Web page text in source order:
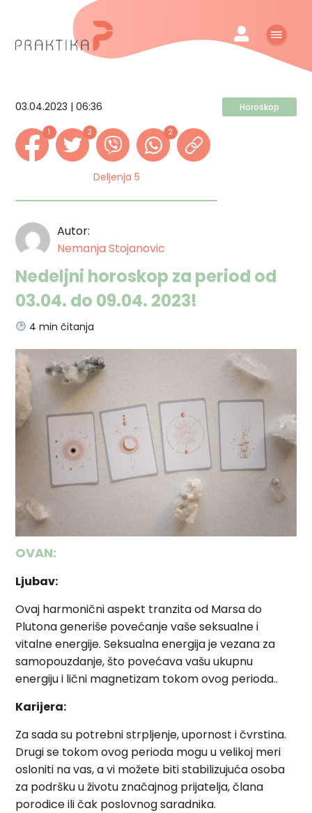
03.04.2023 | 06:36 Horoskop
1 2 2
Deljenja 5
Autor:
Nemanja Stojanovic
Nedeljni horoskop za period od
03.04. do 09.04. 2023!
4 min čitanja
OVAN:
Ljubav:
Ovaj harmonični aspekt tranzita od Marsa do
Plutona generiše povećanje vaše seksualne i
vitalne energije. Seksualna energija je vezana za
samopouzdanje, što povećava vašu ukupnu
energiju i lični magnetizam tokom ovog perioda..
Karijera:
Za sada su potrebni strpljenje, upornost i čvrstina.
Drugi se tokom ovog perioda mogu u velikoj meri
osloniti na vas, a vi možete biti stabilizujuća osoba
za podršku u životu značajnog prijatelja, člana
porodice ili čak poslovnog saradnika.